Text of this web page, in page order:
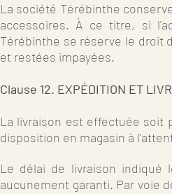
La société Térébinthe
accessoires. À ce titre, si
Térébinthe se réserve le droit
et restées impayées.
Clause 12. EXPÉDITION ET
La livraison est effectuée soit
disposition en magasin à
Le délai de livraison indiqué
aucunement garanti. Par voie